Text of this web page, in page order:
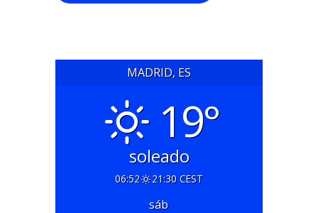
MADRID, ES
19°
soleado
06:52 21:30 CEST
sáb